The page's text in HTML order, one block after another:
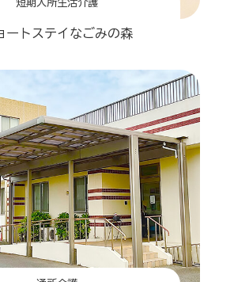
短期入所生活介護
ートステイなごみの森